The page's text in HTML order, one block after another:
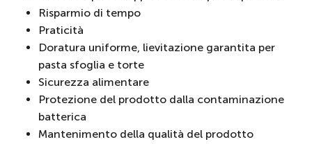
Risparmio di tempo
Praticità
Doratura uniforme, lievitazione garantita per
pasta sfoglia e torte
Sicurezza alimentare
Protezione del prodotto dalla contaminazione
batterica
Mantenimento della qualità del prodotto